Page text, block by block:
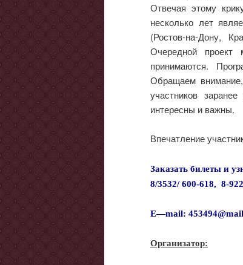
Отвечая этому
несколько лет
(Ростов-на-Дону,
Очередной
принимаются.
Обращаем
участников
интересны и важны.
Впечатление
Заказать билеты и
8/3532/ 600-618, 8-
E—mail: 453494@mail
Организатор: